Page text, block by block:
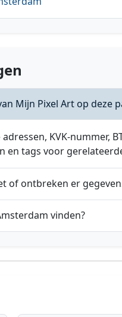
Mijn Pixel Art op deze
KVK-nummer,
en tags voor
of ontbreken er
vinden?